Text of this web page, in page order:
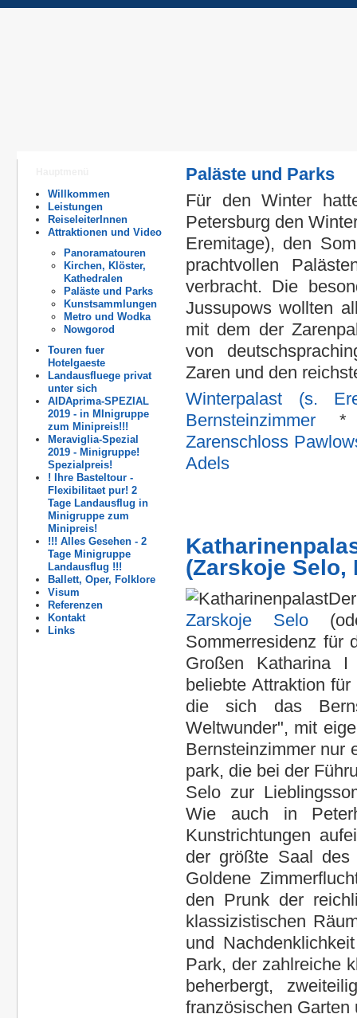
Willkommen
Leistungen
ReiseleiterInnen
Attraktionen und Video
Panoramatouren
Kirchen, Klöster,
Kathedralen
Paläste und Parks
Kunstsammlungen
Metro und Wodka
Nowgorod
Touren fuer
Hotelgaeste
Landausfluege privat
unter sich
AIDAprima-SPEZIAL
2019 - in MInigruppe
zum Minipreis!!!
Meraviglia-Spezial
2019 - Minigruppe!
Spezialpreis!
! Ihre Basteltour -
Flexibilitaet pur! 2
Tage Landausflug in
Minigruppe zum
Minipreis!
!!! Alles Gesehen - 2
Tage Minigruppe
Landausflug !!!
Ballett, Oper, Folklore
Visum
Referenzen
Kontakt
Links
Paläste und Parks
Für den Winter
Petersburg den
Eremitage), den
prachtvollen
verbracht. Die
Jussupows wollten
mit dem der
von
Zaren und den
Winterpalast (s.
Bernsteinzimmer
Zarenschloss
Adels
(Zarskoje Selo,
Zarskoje Selo
Sommerresidenz für
Großen Katharina
beliebte Attraktion
die sich das
Weltwunder", mit
Bernsteinzimmer nur
park, die bei der
Selo zur
Wie auch in
Kunstrichtungen
der größte Saal
Goldene
den Prunk der
klassizistischen
und
Park, der zahlreiche
beherbergt,
französischen